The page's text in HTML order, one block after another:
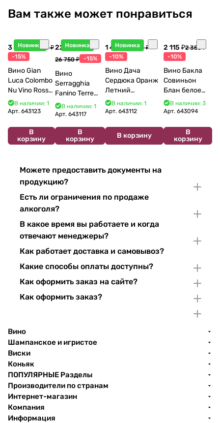
Вам также может понравиться
Новинка
3 998 ₽4 704 ₽
-15%
Вино Gian
Luca Colombo
Nu Vino Rosso
2025 750 мл
В наличии: 1
Арт. 643123
В
корзину
Новинка
22 738 ₽
26 750 ₽ -15%
Вино
Serragghia
Fanino Terre
Siciliane IGP
2022 750 мл
В наличии: 1
Арт.643117
В
корзину
Новинка
1 440 ₽1 600 ₽
-10%
Вино Дача
Сердюка Оранж
Летний
Сибирьковый
2024 750 мл
В наличии: 1
Арт. 643112
В корзину
2 115 ₽2 350 ₽
-10%
Вино Бакла
Совиньон
Блан белое
сухое 750 мл
12%
В наличии: 3
Арт.643094
В
корзину
Можете предоставить документы на
продукцию?
Есть ли ограничения по продаже
алкоголя?
В какое время вы работаете и когда
отвечают менеджеры?
Как работает доставка и самовывоз?
Какие способы оплаты доступны?
Как оформить заказ на сайте?
Как оформить заказ?
Вино
Шампанское и игристое
Виски
Коньяк
ПОПУЛЯРНЫЕ Разделы
Производители по странам
Интернет-магазин
Компания
Информация